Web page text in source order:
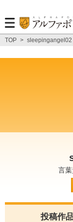
TOP > sleepingangel02
言
投稿作